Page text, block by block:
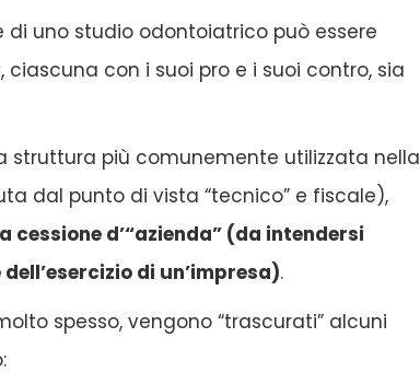
di uno studio odontoiatrico può essere
con i suoi pro e i suoi contro, sia
struttura più comunemente utilizzata nella
dal punto di vista “tecnico” e fiscale),
d’“azienda” (da intendersi
di un’impresa).
spesso, vengono “trascurati” alcuni